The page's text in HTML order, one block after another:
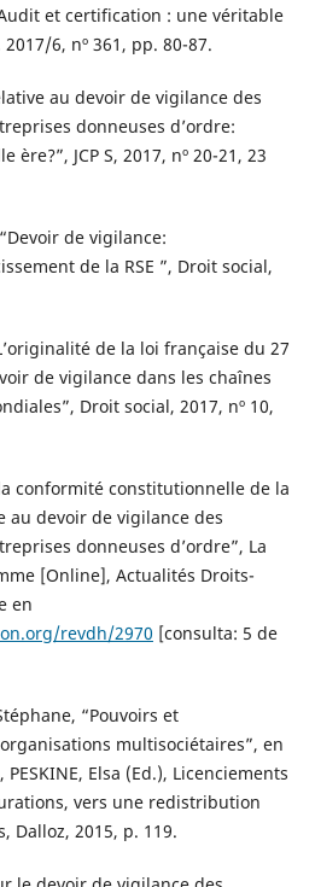
et certification : une véritable
6, nº 361, pp. 80-87.
au devoir de vigilance des
donneuses d’ordre:
ère?”, JCP S, 2017, nº 20-21, 23
de vigilance:
de la RSE ”, Droit social,
de la loi française du 27
de vigilance dans les chaînes
Droit social, 2017, nº 10,
la conformité constitutionnelle de la
au devoir de vigilance des
donneuses d’ordre”, La
[Online], Actualités Droits-
en
revdh/2970 [consulta: 5 de
“Pouvoirs et
multisociétaires”, en
PESKINE, Elsa (Ed.), Licenciements
vers une redistribution
Dalloz, 2015, p. 119.